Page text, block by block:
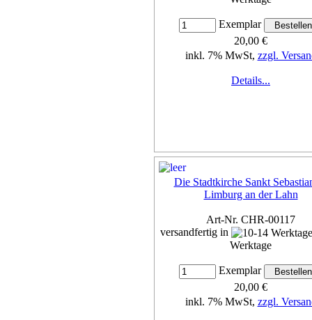
Exemplar
20,00 €
inkl. 7% MwSt, zzgl.
Details...
Die Stadtkirche Sankt
Limburg an der Lahn
Art-Nr. CHR-00117
versandfertig in
Werktage
Exemplar
20,00 €
inkl. 7% MwSt, zzgl.